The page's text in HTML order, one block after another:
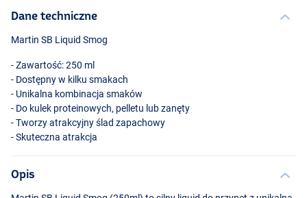
Dane techniczne
Martin SB Liquid Smog
- Zawartość: 250 ml
- Dostępny w kilku smakach
- Unikalna kombinacja smaków
- Do kulek proteinowych, pelletu lub zanęty
- Tworzy atrakcyjny ślad zapachowy
- Skuteczna atrakcja
Opis